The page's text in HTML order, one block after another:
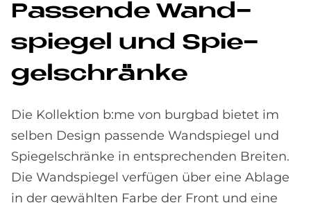
Pas­sen­de Wand­
spie­gel und Spie­
gel­schrän­ke
Die Kollektion b:me von burgbad bietet im
selben Design passende Wandspiegel und
Spiegelschränke in entsprechenden Breiten.
Die Wandspiegel verfügen über eine Ablage
in der gewählten Farbe der Front und eine